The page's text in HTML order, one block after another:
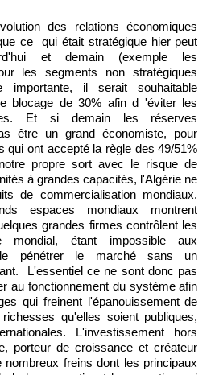
des relations économiques
ce qui était stratégique hier peut
et demain (exemple les
les segments non stratégiques
importante, il serait souhaitable
blocage de 30% afin d 'éviter les
Et si demain les réserves
être un grand économiste, pour
qui ont accepté la règle des 49/51%
propre sort avec le risque de
à grandes capacités, l'Algérie ne
de commercialisation mondiaux.
espaces mondiaux montrent
grandes firmes contrôlent les
mondial, étant impossible aux
pénétrer le marché sans un
L'essentiel ce ne sont donc pas
au fonctionnement du système afin
qui freinent l'épanouissement de
qu'elles soient publiques,
L'investissement hors
porteur de croissance et créateur
freins dont les principaux